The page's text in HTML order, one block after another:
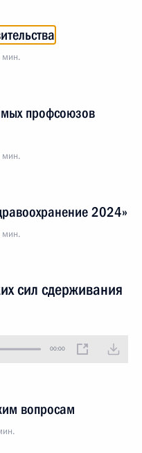
мин.
профсоюзов
мин.
2024»
мин.
сил сдерживания
00:00
вопросам